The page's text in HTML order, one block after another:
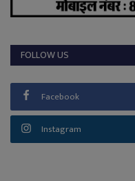
FOLLOW US
Facebook
Instagram